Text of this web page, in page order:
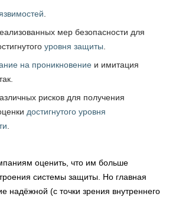
мер безопасности для
уровня защиты
на проникновение и имитация
рисков для получения
достигнутого уровня
оценить, что им больше
системы защиты. Но главная
надёжной (с точки зрения внутреннего